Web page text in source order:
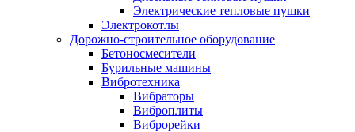
Электрические тепловые пушки
Электрокотлы
Дорожно-строительное оборудование
Бетоносмесители
Бурильные машины
Вибротехника
Вибраторы
Виброплиты
Виброрейки